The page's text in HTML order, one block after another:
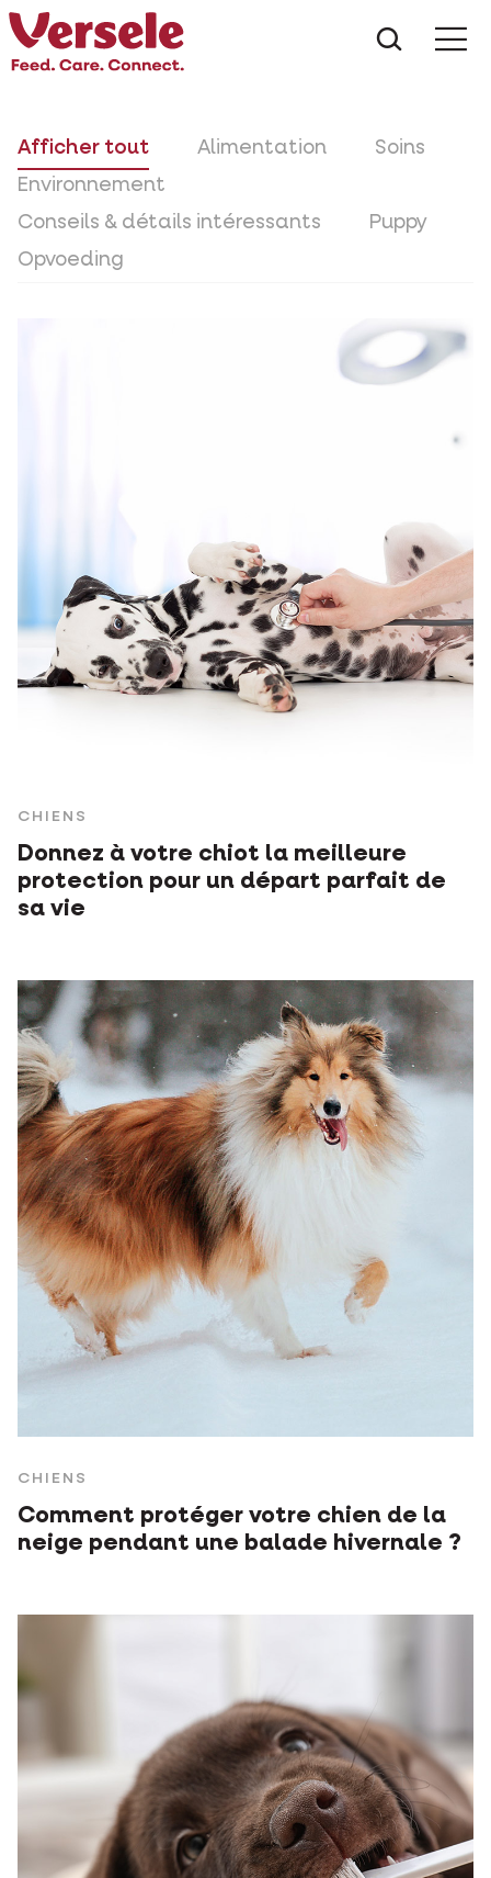
Afficher tout Alimentation
Soins
Environnement
Conseils & détails intéressants
Puppy
Opvoeding
CHIENS
Donnez à votre chiot la meilleure
protection pour un départ parfait de
sa vie
CHIENS
Comment protéger votre chien de la
neige pendant une balade hivernale ?